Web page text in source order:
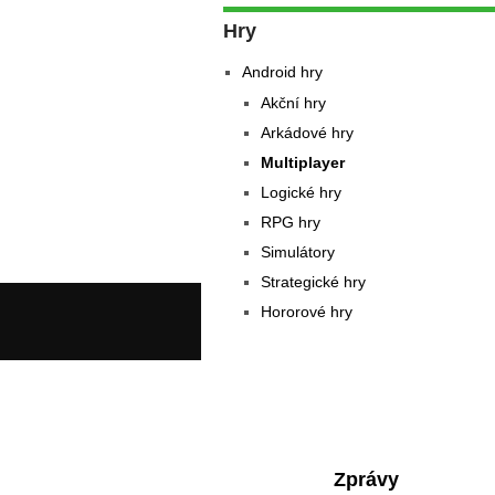
Hry
Android hry
Akční hry
Arkádové hry
Multiplayer
Logické hry
RPG hry
Simulátory
Strategické hry
Hororové hry
Zprávy